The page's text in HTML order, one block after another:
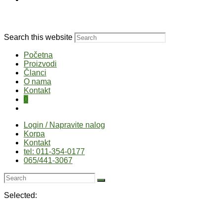
Search this website
Početna
Proizvodi
Članci
O nama
Kontakt
0
Login / Napravite nalog
Korpa
Kontakt
tel: 011-354-0177
065/441-3067
Selected: